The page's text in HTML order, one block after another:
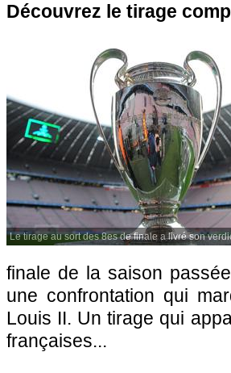
Découvrez le tirage
Le tirage au sort des 8es de finale a livré son
finale de la saison
une confrontation qui
Louis II. Un tirage qui
françaises...